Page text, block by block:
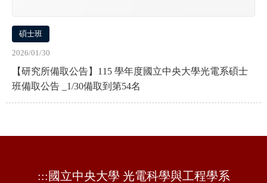
碩士班
2026/01/30
【研究所備取公告】115 學年度國立中央大學光電系碩士
班備取公告 _1/30備取到第54名
::: 國立中央大學 光電科學與工程學系